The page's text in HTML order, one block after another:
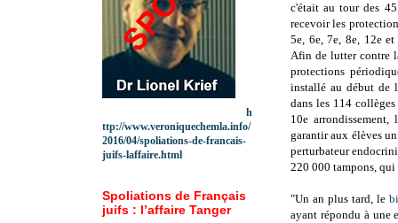
c'était au tour des
recevoir les
5e, 6e, 7e, 8e, 12e et
Afin de lutter contre
protections
installé au début de
dans les 114
10e arrondissement,
garantir aux élèves
perturbateur
220 000 tampons,
"Un an plus tard, le
ayant répondu à une
h
ttp://www.veroniquechemla.info/
2016/04/spoliations-de-francais-
juifs-laffaire.html
Spoliations de Français
juifs : l’affaire Tanger